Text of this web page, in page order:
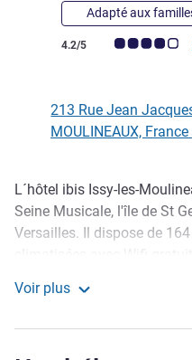
Adapté aux
Note Avis clients (Note
4.2/5
213 Rue Jean
MOULINEAUX, France
Description
L´hôtel ibis Issy-les-
Seine Musicale, l'île de St
Versailles. Il dispose de
parking privé. Démarrez
A proximité du Parc des
Voir plus